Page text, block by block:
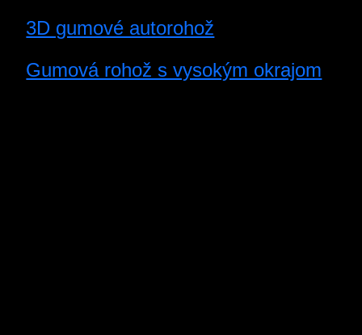
3D gumové autorohož
Gumová rohož s vysokým okrajom